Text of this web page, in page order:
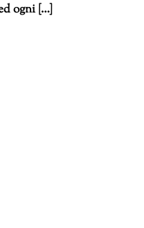
ogni […]